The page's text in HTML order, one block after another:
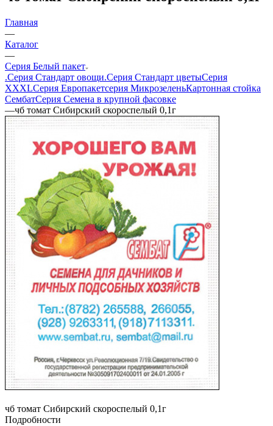
Главная
—
Каталог
—
Серия Белый пакет
.Серия Стандарт овощи.Серия Стандарт цветыСерия
XXXLСерия Европакетсерия МикрозеленьКартонная стойка
СембатСерия Семена в крупной фасовке
—чб томат Сибирский скороспелый 0,1г
чб томат Сибирский скороспелый 0,1г
Подробности